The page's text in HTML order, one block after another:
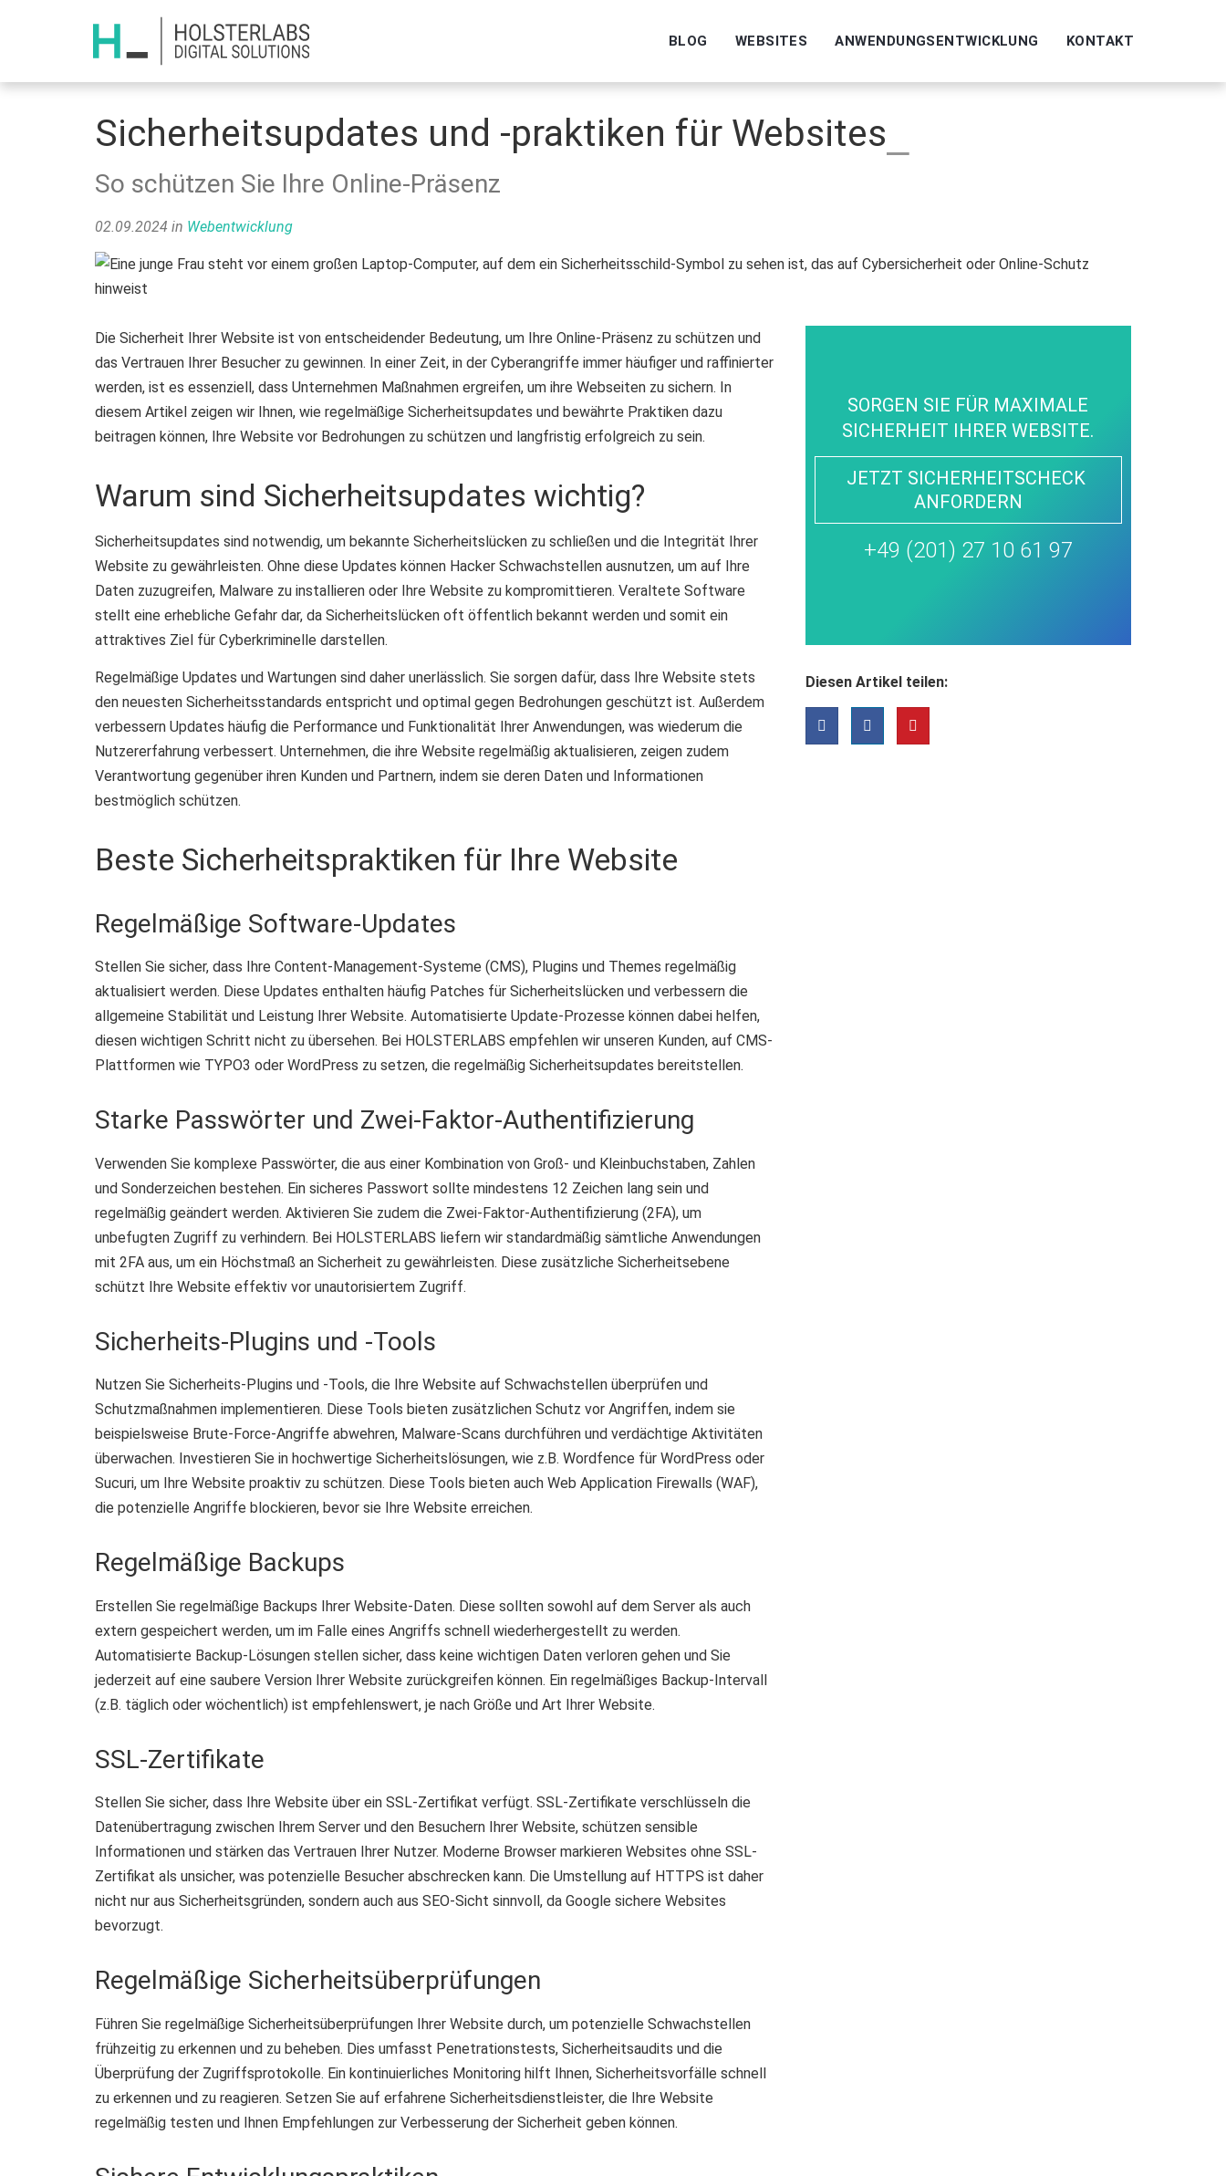
BLOG WEBSITES ANWENDUNGSENTWICKLUNG KONTAKT
Sicherheitsupdates und -praktiken für Websites
So schützen Sie Ihre Online-Präsenz
02.09.2024 in Webentwicklung
Die Sicherheit Ihrer Website ist von entscheidender Bedeutung, um Ihre Online-Präsenz zu schützen und
das Vertrauen Ihrer Besucher zu gewinnen. In einer Zeit, in der Cyberangriffe immer häufiger und raffinierter
werden, ist es essenziell, dass Unternehmen Maßnahmen ergreifen, um ihre Webseiten zu sichern. In
diesem Artikel zeigen wir Ihnen, wie regelmäßige Sicherheitsupdates und bewährte Praktiken dazu
beitragen können, Ihre Website vor Bedrohungen zu schützen und langfristig erfolgreich zu sein.
Warum sind Sicherheitsupdates wichtig?
Sicherheitsupdates sind notwendig, um bekannte Sicherheitslücken zu schließen und die Integrität Ihrer
Website zu gewährleisten. Ohne diese Updates können Hacker Schwachstellen ausnutzen, um auf Ihre
Daten zuzugreifen, Malware zu installieren oder Ihre Website zu kompromittieren. Veraltete Software
stellt eine erhebliche Gefahr dar, da Sicherheitslücken oft öffentlich bekannt werden und somit ein
attraktives Ziel für Cyberkriminelle darstellen.
Regelmäßige Updates und Wartungen sind daher unerlässlich. Sie sorgen dafür, dass Ihre Website stets
den neuesten Sicherheitsstandards entspricht und optimal gegen Bedrohungen geschützt ist. Außerdem
verbessern Updates häufig die Performance und Funktionalität Ihrer Anwendungen, was wiederum die
Nutzererfahrung verbessert. Unternehmen, die ihre Website regelmäßig aktualisieren, zeigen zudem
Verantwortung gegenüber ihren Kunden und Partnern, indem sie deren Daten und Informationen
bestmöglich schützen.
Beste Sicherheitspraktiken für Ihre Website
Regelmäßige Software-Updates
Stellen Sie sicher, dass Ihre Content-Management-Systeme (CMS), Plugins und Themes regelmäßig
aktualisiert werden. Diese Updates enthalten häufig Patches für Sicherheitslücken und verbessern die
allgemeine Stabilität und Leistung Ihrer Website. Automatisierte Update-Prozesse können dabei helfen,
diesen wichtigen Schritt nicht zu übersehen. Bei HOLSTERLABS empfehlen wir unseren Kunden, auf CMS-
Plattformen wie TYPO3 oder WordPress zu setzen, die regelmäßig Sicherheitsupdates bereitstellen.
Starke Passwörter und Zwei-Faktor-Authentifizierung
Verwenden Sie komplexe Passwörter, die aus einer Kombination von Groß- und Kleinbuchstaben, Zahlen
und Sonderzeichen bestehen. Ein sicheres Passwort sollte mindestens 12 Zeichen lang sein und
regelmäßig geändert werden. Aktivieren Sie zudem die Zwei-Faktor-Authentifizierung (2FA), um
unbefugten Zugriff zu verhindern. Bei HOLSTERLABS liefern wir standardmäßig sämtliche Anwendungen
mit 2FA aus, um ein Höchstmaß an Sicherheit zu gewährleisten. Diese zusätzliche Sicherheitsebene
schützt Ihre Website effektiv vor unautorisiertem Zugriff.
Sicherheits-Plugins und -Tools
Nutzen Sie Sicherheits-Plugins und -Tools, die Ihre Website auf Schwachstellen überprüfen und
Schutzmaßnahmen implementieren. Diese Tools bieten zusätzlichen Schutz vor Angriffen, indem sie
beispielsweise Brute-Force-Angriffe abwehren, Malware-Scans durchführen und verdächtige Aktivitäten
überwachen. Investieren Sie in hochwertige Sicherheitslösungen, wie z.B. Wordfence für WordPress oder
Sucuri, um Ihre Website proaktiv zu schützen. Diese Tools bieten auch Web Application Firewalls (WAF),
die potenzielle Angriffe blockieren, bevor sie Ihre Website erreichen.
Regelmäßige Backups
Erstellen Sie regelmäßige Backups Ihrer Website-Daten. Diese sollten sowohl auf dem Server als auch
extern gespeichert werden, um im Falle eines Angriffs schnell wiederhergestellt zu werden.
Automatisierte Backup-Lösungen stellen sicher, dass keine wichtigen Daten verloren gehen und Sie
jederzeit auf eine saubere Version Ihrer Website zurückgreifen können. Ein regelmäßiges Backup-Intervall
(z.B. täglich oder wöchentlich) ist empfehlenswert, je nach Größe und Art Ihrer Website.
SSL-Zertifikate
Stellen Sie sicher, dass Ihre Website über ein SSL-Zertifikat verfügt. SSL-Zertifikate verschlüsseln die
Datenübertragung zwischen Ihrem Server und den Besuchern Ihrer Website, schützen sensible
Informationen und stärken das Vertrauen Ihrer Nutzer. Moderne Browser markieren Websites ohne SSL-
Zertifikat als unsicher, was potenzielle Besucher abschrecken kann. Die Umstellung auf HTTPS ist daher
nicht nur aus Sicherheitsgründen, sondern auch aus SEO-Sicht sinnvoll, da Google sichere Websites
bevorzugt.
Regelmäßige Sicherheitsüberprüfungen
Führen Sie regelmäßige Sicherheitsüberprüfungen Ihrer Website durch, um potenzielle Schwachstellen
frühzeitig zu erkennen und zu beheben. Dies umfasst Penetrationstests, Sicherheitsaudits und die
Überprüfung der Zugriffsprotokolle. Ein kontinuierliches Monitoring hilft Ihnen, Sicherheitsvorfälle schnell
zu erkennen und zu reagieren. Setzen Sie auf erfahrene Sicherheitsdienstleister, die Ihre Website
regelmäßig testen und Ihnen Empfehlungen zur Verbesserung der Sicherheit geben können.
SORGEN SIE FÜR MAXIMALE
SICHERHEIT IHRER WEBSITE.
JETZT SICHERHEITSCHECK
ANFORDERN
+49 (201) 27 10 61 97
Diesen Artikel teilen: